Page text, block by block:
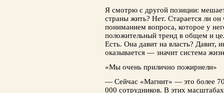
Я смотрю с другой позиции:
страны жить? Нет. Старается ли
пониманием вопроса, которое у
положительный тренд в общем и
Есть. Она давит на власть?
оказывается — значит система
«Мы очень прилично пожирнели»
— Сейчас «Магнит» — это более
000 сотрудников. В этих